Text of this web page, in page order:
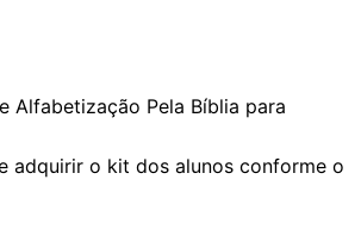
Alfabetização Pela Bíblia para
adquirir o kit dos alunos conforme o